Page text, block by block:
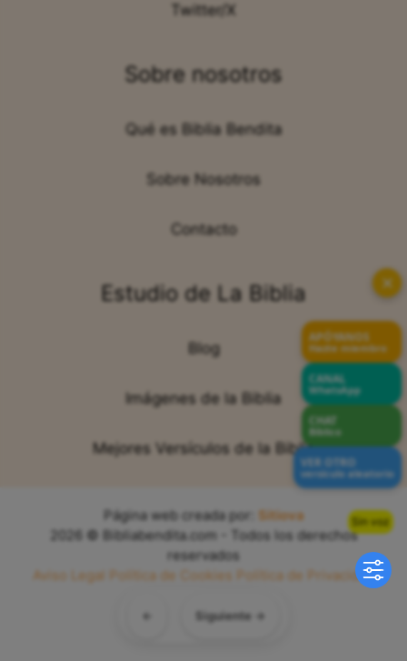
← Siguiente →
Sin voz
Twitter/X
Sobre nosotros
Qué es Biblia Bendita
Sobre Nosotros
Contacto
Estudio de La Biblia
Blog
Imágenes de la Biblia
Mejores Versículos de la Biblia
Página web creada por:
Sitiova
2026 © Bibliabendita.com - Todos los derechos
reservados
Aviso Legal
Política de Cookies
Política de Privacidad
✕
APÓYANOS
Hazte miembro
CANAL
WhatsApp
CHAT
Bíblico
VER OTRO
versículo aleatorio